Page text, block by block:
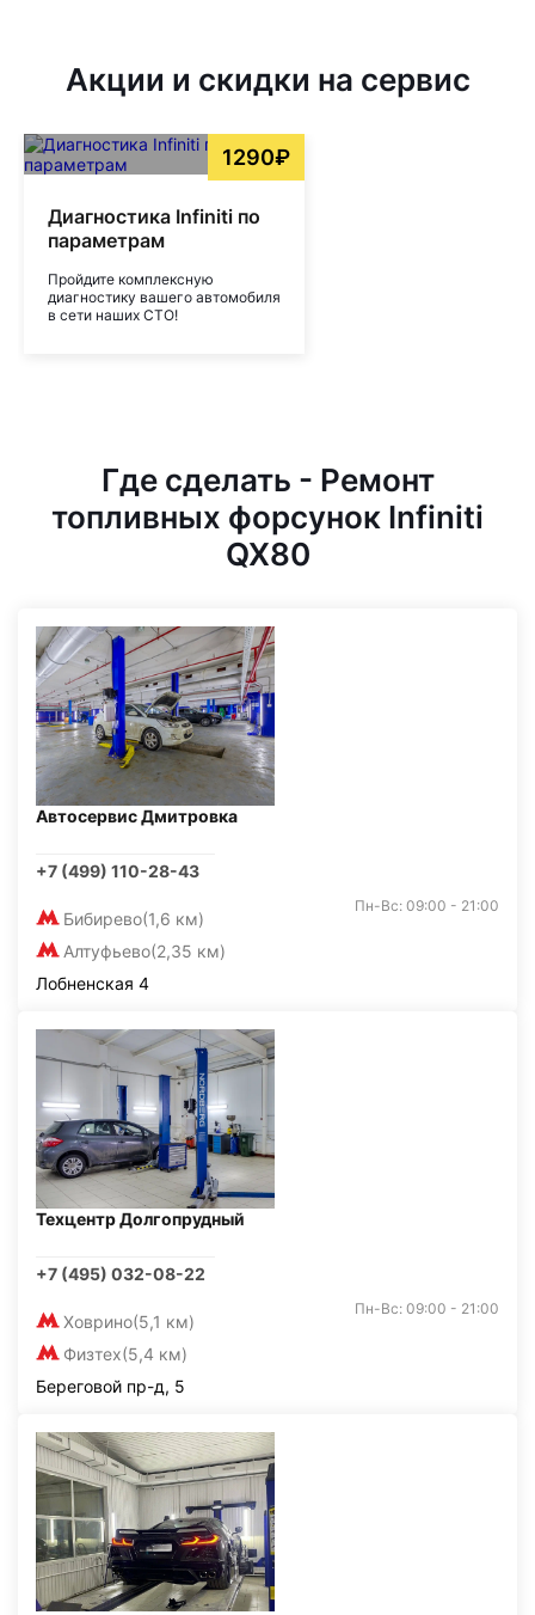
Акции и скидки на сервис
1290₽
Диагностика Infiniti по
параметрам
Пройдите комплексную
диагностику вашего автомобиля
в сети наших СТО!
Где сделать - Ремонт
топливных форсунок Infiniti
QX80
Автосервис Дмитровка
+7 (499) 110-28-43
Бибирево(1,6 км)
Алтуфьево(2,35 км)
Пн-Вс: 09:00 - 21:00
Лобненская 4
Техцентр Долгопрудный
+7 (495) 032-08-22
Ховрино(5,1 км)
Физтех(5,4 км)
Пн-Вс: 09:00 - 21:00
Береговой пр-д, 5